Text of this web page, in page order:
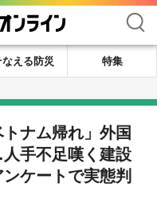
検索
なえる防災
特集
トナム帰れ」外国
手不足嘆く建設
ケートで実態判